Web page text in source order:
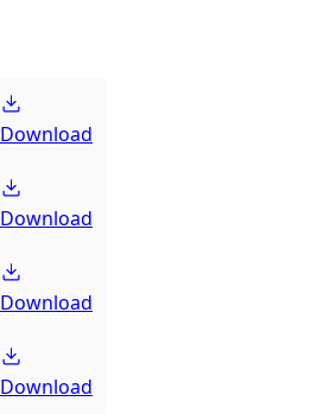
Download
Download
Download
Download